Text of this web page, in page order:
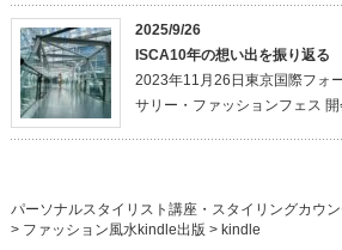
2025/9/26
ISCA10年の想い出を振り返る
2023年11月26日東京国際フォ
サリー・ファッションフェス
パーソナルスタイリスト講座・スタイリングカウ
> ファッション風水kindle出版 > kindle